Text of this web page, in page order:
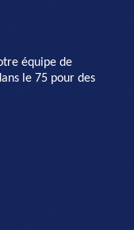
équipe de
le 75 pour des